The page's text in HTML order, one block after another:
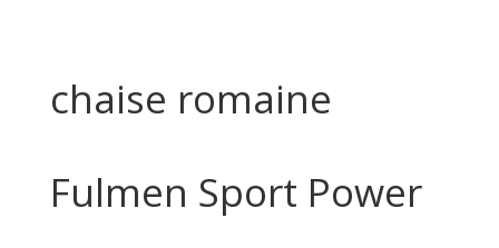
chaise romaine
Fulmen Sport Power